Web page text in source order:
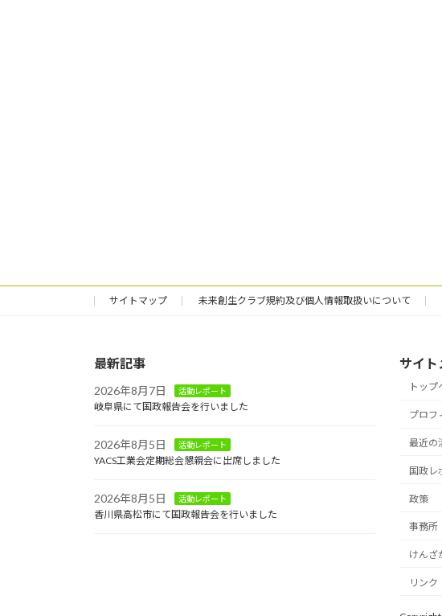
サイトマップ 未来創生クラブ規約及び個人情報取扱いについて
最新記事
2026年8月7日 活動レポート
岐阜県にて国政報告会を行いました
2026年8月5日 活動レポート
YACS工業会定期総会懇親会に出席しました
2026年8月5日 活動レポート
香川県高松市にて国政報告会を行いました
サイト
トップ
プロフ
最近の
国政レ
政策
事務所
けんざ
リンク